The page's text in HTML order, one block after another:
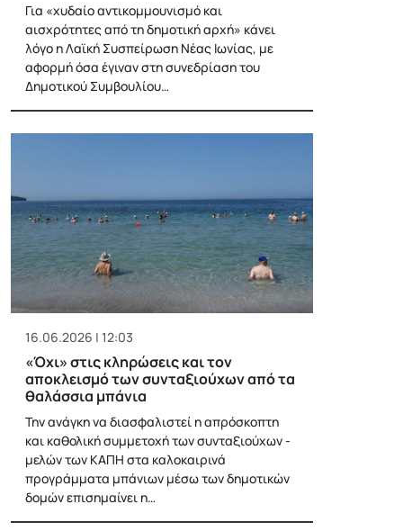
Για «χυδαίο αντικομμουνισμό και
αισχρότητες από τη δημοτική αρχή» κάνει
λόγο η Λαϊκή Συσπείρωση Νέας Ιωνίας, με
αφορμή όσα έγιναν στη συνεδρίαση του
Δημοτικού Συμβουλίου…
16.06.2026 | 12:03
«Όχι» στις κληρώσεις και τον
αποκλεισμό των συνταξιούχων από τα
θαλάσσια μπάνια
Την ανάγκη να διασφαλιστεί η απρόσκοπτη
και καθολική συμμετοχή των συνταξιούχων -
μελών των ΚΑΠΗ στα καλοκαιρινά
προγράμματα μπάνιων μέσω των δημοτικών
δομών επισημαίνει η…